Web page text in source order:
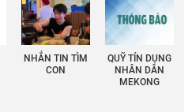
NHẮN TIN TÌM
CON
QUỸ TÍN DỤNG
NHÂN DÂN
MEKONG